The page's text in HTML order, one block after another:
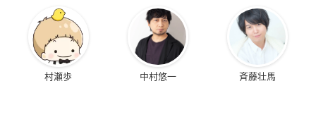
村瀬歩 中村悠一 斉藤壮馬